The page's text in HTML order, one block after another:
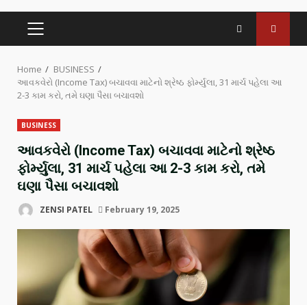
Home
BUSINESS
આવકવેરો (Income Tax) બચાવવા માટેનો શ્રેષ્ઠ ફોર્મ્યુલા, 31 માર્ચ પહેલા આ
2-3 કામ કરો, તમે ઘણા પૈસા બચાવશો
BUSINESS
આવકવેરો (Income Tax) બચાવવા માટેનો શ્રેષ્ઠ
ફોર્મ્યુલા, 31 માર્ચ પહેલા આ 2-3 કામ કરો, તમે
ઘણા પૈસા બચાવશો
ZENSI PATEL February 19, 2025